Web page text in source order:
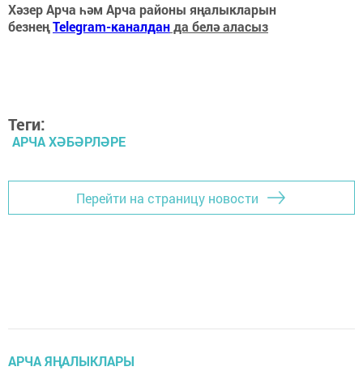
Хәзер Арча һәм Арча районы яңалыкларын
безнеңTelegram-каналданда белә аласыз
Теги:
АРЧА ХӘБӘРЛӘРЕ
Перейти на страницу новости
АРЧА ЯҢАЛЫКЛАРЫ